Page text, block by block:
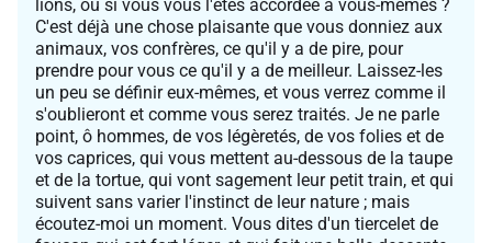
lions, ou si vous vous l'êtes accordée à vous-mêmes ?
C'est déjà une chose plaisante que vous donniez aux
animaux, vos confrères, ce qu'il y a de pire, pour
prendre pour vous ce qu'il y a de meilleur. Laissez-les
un peu se définir eux-mêmes, et vous verrez comme il
s'oublieront et comme vous serez traités. Je ne parle
point, ô hommes, de vos légèretés, de vos folies et de
vos caprices, qui vous mettent au-dessous de la taupe
et de la tortue, qui vont sagement leur petit train, et qui
suivent sans varier l'instinct de leur nature ; mais
écoutez-moi un moment. Vous dites d'un tiercelet de